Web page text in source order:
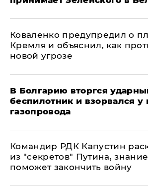
Коваленко предупредил о
Кремля и объяснил, как
новой угрозе
В Болгарию вторгся
беспилотник и взорвался у
газопровода
Командир РДК Капустин
из "секретов" Путина,
поможет закончить войну